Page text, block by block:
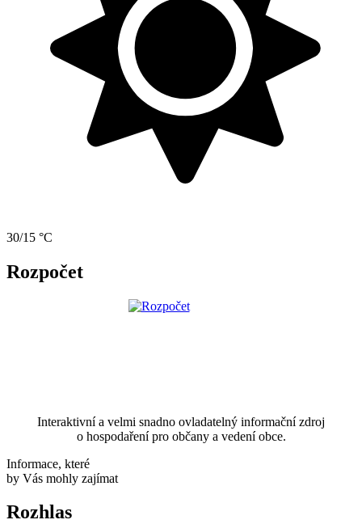
30/15 °C
Rozpočet
Interaktivní a velmi snadno ovladatelný informační zdroj
o hospodaření pro občany a vedení obce.
Informace, které
by Vás mohly zajímat
Rozhlas